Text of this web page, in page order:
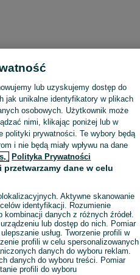
lub uzyskujemy dostęp do
jak unikalne identyfikatory w plikach
osobowych. Użytkownik może
nimi, klikając poniżej lub w
polityki prywatności. Te wybory będą
i nie będą miały wpływu na dane
Polityka Prywatności
przetwarzamy dane w celu
Aktywne skanowanie
identyfikacji. Rozumienie
danych z różnych źródeł.
lub dostęp do nich. Pomiar
usług. Tworzenie profili w
profili w celu spersonalizowanych
danych do wyboru reklam.
danych do wyboru treści. Pomiar
profili do wyboru